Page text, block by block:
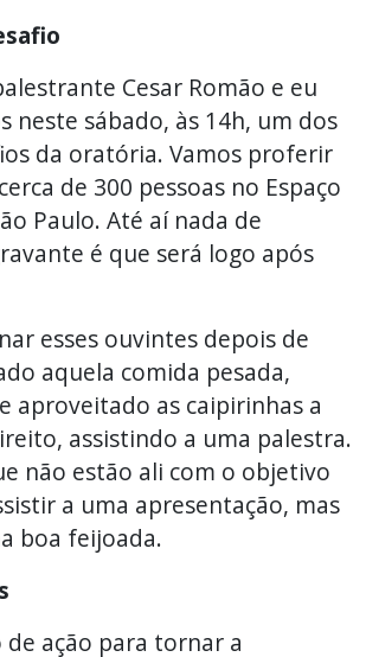
Cesar Romão e eu
neste sábado, às 14h, um dos
da oratória. Vamos proferir
de 300 pessoas no Espaço
Paulo. Até aí nada de
é que será logo após
esses ouvintes depois de
aquela comida pesada,
aproveitado as caipirinhas a
assistindo a uma palestra.
não estão ali com o objetivo
a uma apresentação, mas
boa feijoada.
de ação para tornar a